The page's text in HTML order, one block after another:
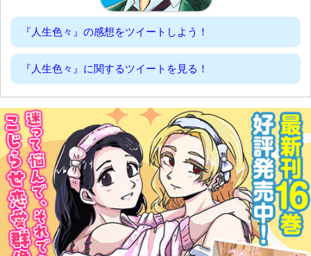
『人生色々』の感想をツイートしよう！
『人生色々』に関するツイートを見る！